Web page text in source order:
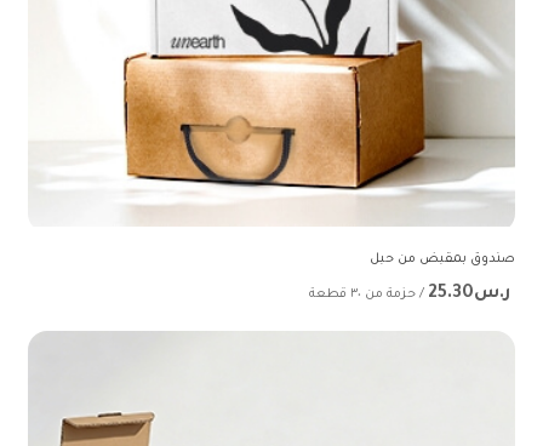
صندوق بمقبض من حبل
ر.س25.30 / حزمة من ٣٠ قطعة